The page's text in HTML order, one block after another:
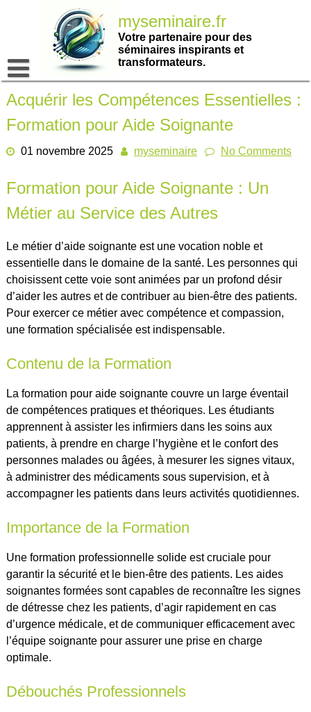
myseminaire.fr
Votre partenaire pour des
séminaires inspirants et
transformateurs.
Acquérir les Compétences Essentielles :
Formation pour Aide Soignante
01 novembre 2025 myseminaire No Comments
Formation pour Aide Soignante : Un
Métier au Service des Autres
Le métier d’aide soignante est une vocation noble et
essentielle dans le domaine de la santé. Les personnes qui
choisissent cette voie sont animées par un profond désir
d’aider les autres et de contribuer au bien-être des patients.
Pour exercer ce métier avec compétence et compassion,
une formation spécialisée est indispensable.
Contenu de la Formation
La formation pour aide soignante couvre un large éventail
de compétences pratiques et théoriques. Les étudiants
apprennent à assister les infirmiers dans les soins aux
patients, à prendre en charge l’hygiène et le confort des
personnes malades ou âgées, à mesurer les signes vitaux,
à administrer des médicaments sous supervision, et à
accompagner les patients dans leurs activités quotidiennes.
Importance de la Formation
Une formation professionnelle solide est cruciale pour
garantir la sécurité et le bien-être des patients. Les aides
soignantes formées sont capables de reconnaître les signes
de détresse chez les patients, d’agir rapidement en cas
d’urgence médicale, et de communiquer efficacement avec
l’équipe soignante pour assurer une prise en charge
optimale.
Débouchés Professionnels